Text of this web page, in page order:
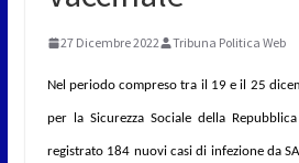
27 Dicembre 2022 Tribuna Politica Web
Nel periodo compreso tra il 19 e il 25
per la Sicurezza Sociale della
registrato 184 nuovi casi di infezione da